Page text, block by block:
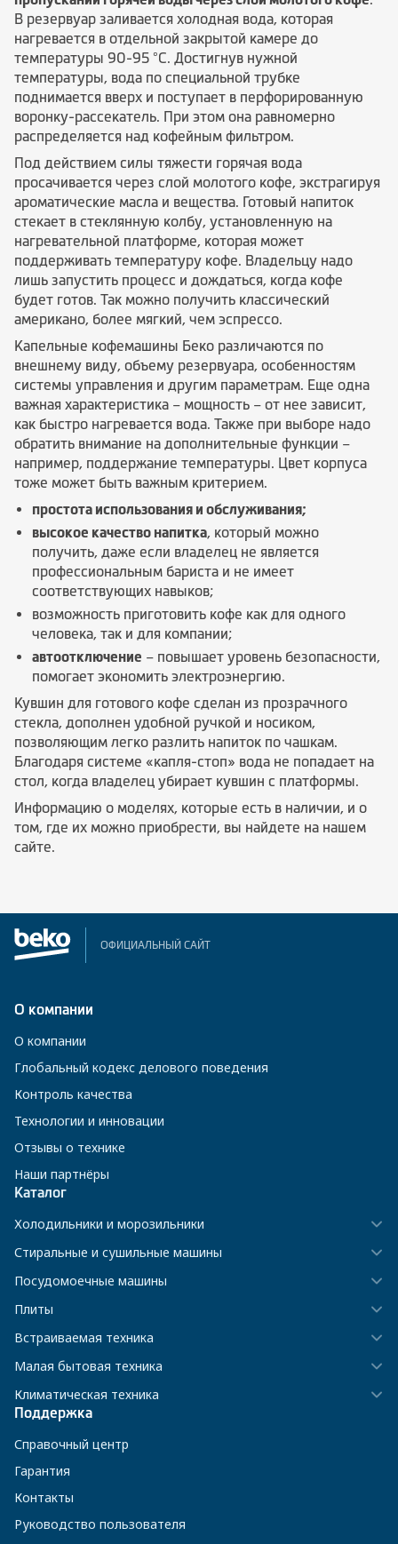
В резервуар заливается холодная вода, которая
нагревается в отдельной закрытой камере до
температуры 90-95 °C. Достигнув нужной
температуры, вода по специальной трубке
поднимается вверх и поступает в перфорированную
воронку-рассекатель. При этом она равномерно
распределяется над кофейным фильтром.
Под действием силы тяжести горячая вода
просачивается через слой молотого кофе, экстрагируя
ароматические масла и вещества. Готовый напиток
стекает в стеклянную колбу, установленную на
нагревательной платформе, которая может
поддерживать температуру кофе. Владельцу надо
лишь запустить процесс и дождаться, когда кофе
будет готов. Так можно получить классический
американо, более мягкий, чем эспрессо.
Капельные кофемашины Беко различаются по
внешнему виду, объему резервуара, особенностям
системы управления и другим параметрам. Еще одна
важная характеристика – мощность – от нее зависит,
как быстро нагревается вода. Также при выборе надо
обратить внимание на дополнительные функции –
например, поддержание температуры. Цвет корпуса
тоже может быть важным критерием.
простота использования и обслуживания;
высокое качество напитка, который можно
получить, даже если владелец не является
профессиональным бариста и не имеет
соответствующих навыков;
возможность приготовить кофе как для одного
человека, так и для компании;
автоотключение – повышает уровень безопасности,
помогает экономить электроэнергию.
Кувшин для готового кофе сделан из прозрачного
стекла, дополнен удобной ручкой и носиком,
позволяющим легко разлить напиток по чашкам.
Благодаря системе «капля-стоп» вода не попадает на
стол, когда владелец убирает кувшин с платформы.
Информацию о моделях, которые есть в наличии, и о
том, где их можно приобрести, вы найдете на нашем
сайте.
ОФИЦИАЛЬНЫЙ САЙТ
О компании
О компании
Глобальный кодекс делового поведения
Контроль качества
Технологии и инновации
Отзывы о технике
Наши партнёры
Каталог
Холодильники и морозильники
Стиральные и сушильные машины
Посудомоечные машины
Плиты
Встраиваемая техника
Малая бытовая техника
Климатическая техника
Поддержка
Справочный центр
Гарантия
Контакты
Руководство пользователя